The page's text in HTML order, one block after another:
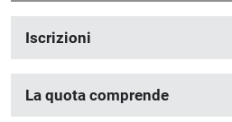
Iscrizioni
La quota comprende